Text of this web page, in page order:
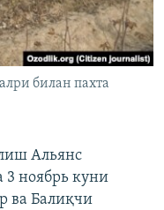
билан пахта
Альянс
3 ноябрь куни
ва Балиқчи